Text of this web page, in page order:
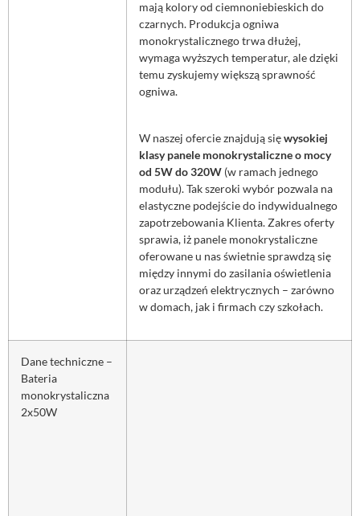
mają kolory od ciemnoniebieskich do
czarnych. Produkcja ogniwa
monokrystalicznego trwa dłużej,
wymaga wyższych temperatur, ale dzięki
temu zyskujemy większą sprawność
ogniwa.
W naszej ofercie znajdują sięwysokiej
klasy panele monokrystaliczne o mocy
od 5W do 320W (w ramach jednego
modułu). Tak szeroki wybór pozwala na
elastyczne podejście do indywidualnego
zapotrzebowania Klienta. Zakres oferty
sprawia, iż panele monokrystaliczne
oferowane u nas świetnie sprawdzą się
między innymi do zasilania oświetlenia
oraz urządzeń elektrycznych – zarówno
w domach, jak i firmach czy szkołach.
Dane techniczne –
Bateria
monokrystaliczna
2x50W